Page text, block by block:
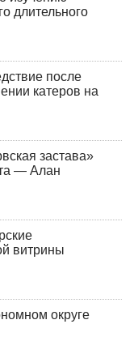
длительного
после
катеров на
застава»
— Алан
витрины
округе